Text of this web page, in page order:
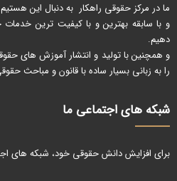
ما در مرکز حقوقی راهکار به دنبال این
و با سابقه بهترین و با کیفیت ترین خدمات
دهیم.
و همچنین با تولید و انتشار آموزش های
را به زبانی بسیار ساده با قانون و مباحث
شبکه های اجتماعی ما
برای افزایش دانش حقوقی خود، شبکه های